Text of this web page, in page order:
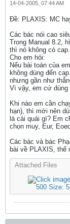
14-04-2005, 07:44 AM
Ðề: PLAXIS: MC
Các bác nói cao
Trong Manual 8.2,
thì nó không có cap.
Cho em hỏi:
Nếu bài toán của
không dùng đến
nhưng gần như
Vì vậy, em cứ
Khi nào em cần
hạn), thì mới nên
là cái quái gì? Em
chọn muy, Eur,
Các bác và bác
bài về PLAXIS, thế
Attached Files